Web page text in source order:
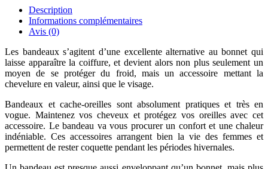
Description
Informations complémentaires
Avis (0)
Les bandeaux s’agitent d’une excellente alternative au bonnet qui
laisse apparaître la coiffure, et devient alors non plus seulement un
moyen de se protéger du froid, mais un accessoire mettant la
chevelure en valeur, ainsi que le visage.
Bandeaux et cache-oreilles sont absolument pratiques et très en
vogue. Maintenez vos cheveux et protégez vos oreilles avec cet
accessoire. Le bandeau va vous procurer un confort et une chaleur
indéniable. Ces accessoires arrangent bien la vie des femmes et
permettent de rester coquette pendant les périodes hivernales.